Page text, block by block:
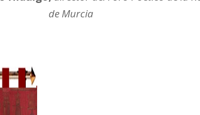
de Murcia